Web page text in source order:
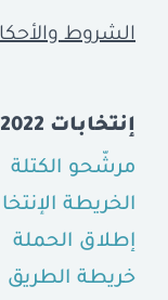
الشروط
إنتخابات 2022
مرشّحو الكتلة
الخريطة
إطلاق الحملة
خريطة الطريق